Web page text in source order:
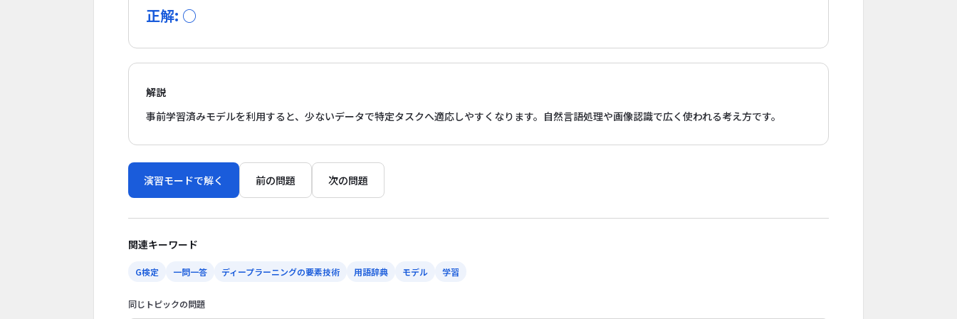
正解: ○
解説
事前学習済みモデルを利用すると、少ないデータで特定タスクへ適応しやすくなります。自然言語処理や画像認識で広く使われる考え方です。
演習モードで解く 前の問題 次の問題
関連キーワード
G検定 一問一答 ディープラーニングの要素技術 用語辞典 モデル 学習
同じトピックの問題